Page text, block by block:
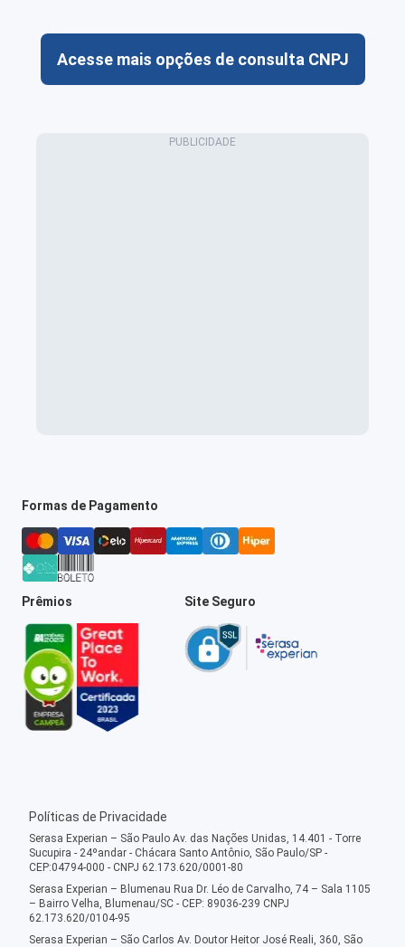
Acesse mais opções de consulta CNPJ
Formas de Pagamento
Prêmios Site Seguro
Políticas de Privacidade
Serasa Experian – São Paulo Av. das Nações Unidas, 14.401 - Torre
Sucupira - 24ºandar - Chácara Santo Antônio, São Paulo/SP -
CEP:04794-000 - CNPJ 62.173.620/0001-80
Serasa Experian – Blumenau Rua Dr. Léo de Carvalho, 74 – Sala 1105
– Bairro Velha, Blumenau/SC - CEP: 89036-239 CNPJ
62.173.620/0104-95
Serasa Experian – São Carlos Av. Doutor Heitor José Reali, 360, São